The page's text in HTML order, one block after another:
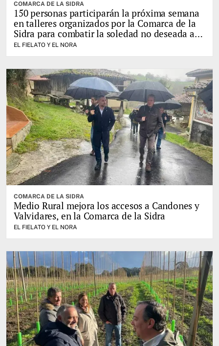
COMARCA DE LA SIDRA
150 personas participarán la próxima semana
en talleres organizados por la Comarca de la
Sidra para combatir la soledad no deseada a
través del juego
EL FIELATO Y EL NORA
COMARCA DE LA SIDRA
Medio Rural mejora los accesos a Candones y
Valvidares, en la Comarca de la Sidra
EL FIELATO Y EL NORA